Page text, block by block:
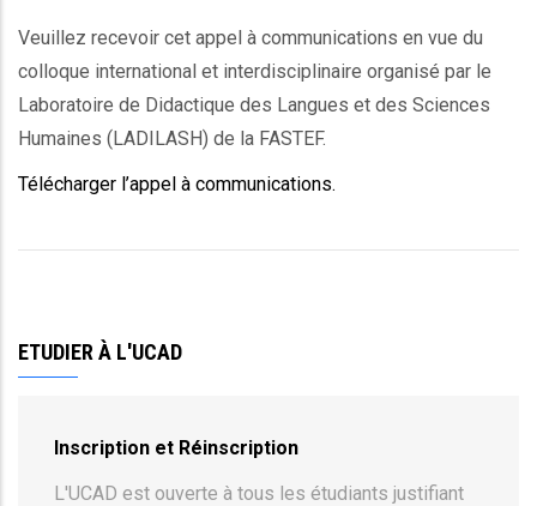
Veuillez recevoir cet appel à communications en vue du
colloque international et interdisciplinaire organisé par le
Laboratoire de Didactique des Langues et des Sciences
Humaines (LADILASH) de la FASTEF.
Télécharger l’appel à communications.
ETUDIER À L'UCAD
Inscription et Réinscription
L'UCAD est ouverte à tous les étudiants justifiant